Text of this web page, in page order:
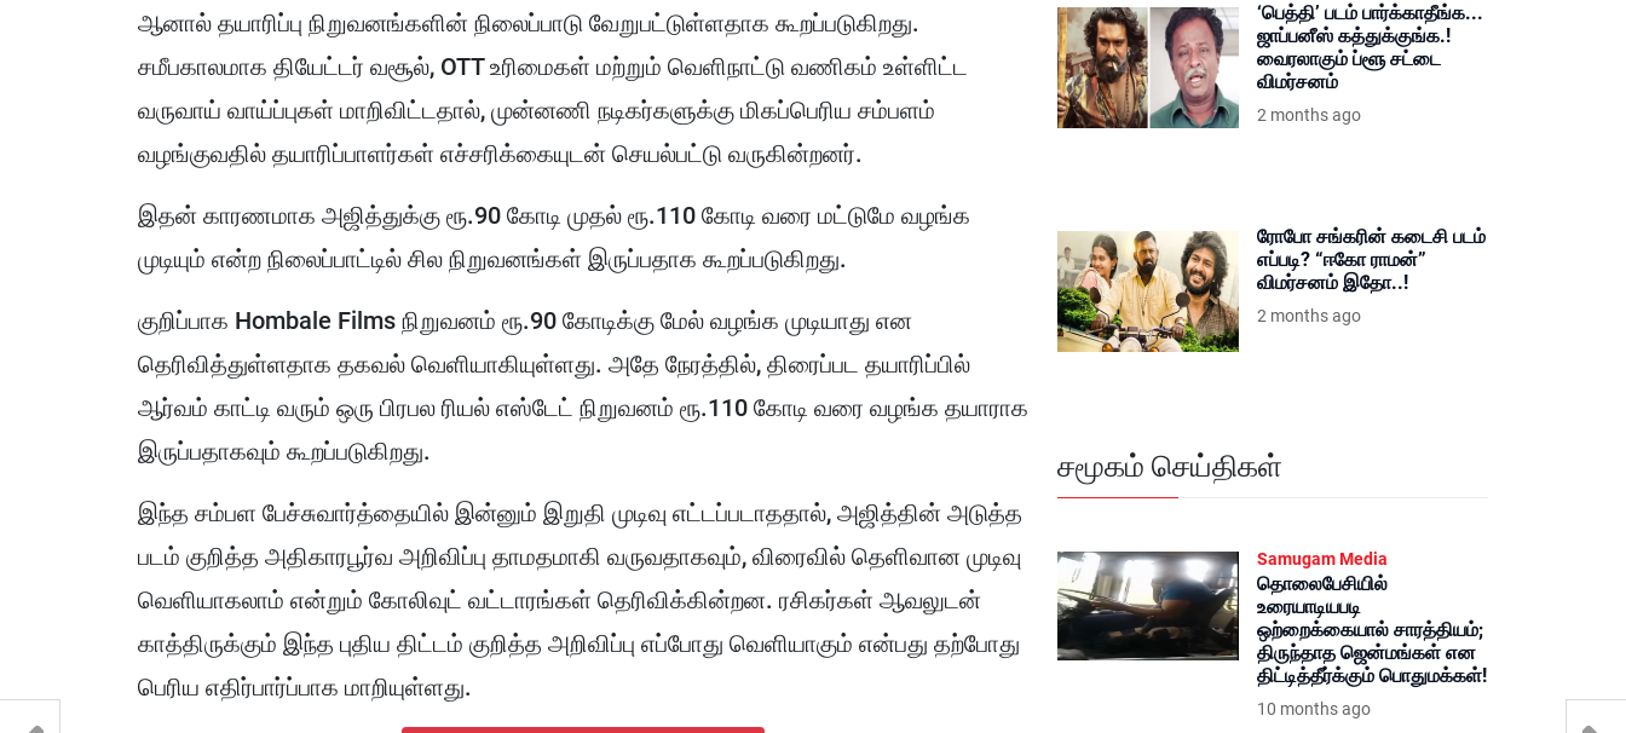
ஆனால் தயாரிப்பு நிறுவனங்களின் நிலைப்பாடு வேறுபட்டுள்ளதாக கூறப்படுகிறது.
சமீபகாலமாக தியேட்டர் வசூல், OTT உரிமைகள் மற்றும் வெளிநாட்டு வணிகம் உள்ளிட்ட
வருவாய் வாய்ப்புகள் மாறிவிட்டதால், முன்னணி நடிகர்களுக்கு மிகப்பெரிய சம்பளம்
வழங்குவதில் தயாரிப்பாளர்கள் எச்சரிக்கையுடன் செயல்பட்டு வருகின்றனர்.
இதன் காரணமாக அஜித்துக்கு ரூ.90 கோடி முதல் ரூ.110 கோடி வரை மட்டுமே வழங்க
முடியும் என்ற நிலைப்பாட்டில் சில நிறுவனங்கள் இருப்பதாக கூறப்படுகிறது.
குறிப்பாக Hombale Films நிறுவனம் ரூ.90 கோடிக்கு மேல் வழங்க முடியாது என
தெரிவித்துள்ளதாக தகவல் வெளியாகியுள்ளது. அதே நேரத்தில், திரைப்பட தயாரிப்பில்
ஆர்வம் காட்டி வரும் ஒரு பிரபல ரியல் எஸ்டேட் நிறுவனம் ரூ.110 கோடி வரை வழங்க தயாராக
இருப்பதாகவும் கூறப்படுகிறது.
இந்த சம்பள பேச்சுவார்த்தையில் இன்னும் இறுதி முடிவு எட்டப்படாததால், அஜித்தின் அடுத்த
படம் குறித்த அதிகாரபூர்வ அறிவிப்பு தாமதமாகி வருவதாகவும், விரைவில் தெளிவான முடிவு
வெளியாகலாம் என்றும் கோலிவுட் வட்டாரங்கள் தெரிவிக்கின்றன. ரசிகர்கள் ஆவலுடன்
காத்திருக்கும் இந்த புதிய திட்டம் குறித்த அறிவிப்பு எப்போது வெளியாகும் என்பது தற்போது
பெரிய எதிர்பார்ப்பாக மாறியுள்ளது.
‘பெத்தி’ படம் பார்க்காதீங்க...
ஜாப்பனீஸ் கத்துக்குங்க.!
வைரலாகும் ப்ளூ சட்டை
விமர்சனம்
2 months ago
ரோபோ சங்கரின் கடைசி படம்
எப்படி? “ஈகோ ராமன்”
விமர்சனம் இதோ..!
2 months ago
சமூகம் செய்திகள்
Samugam Media
தொலைபேசியில்
உரையாடியபடி
ஒற்றைக்கையால் சாரத்தியம்;
திருந்தாத ஜென்மங்கள் என
திட்டித்தீர்க்கும் பொதுமக்கள்!
10 months ago